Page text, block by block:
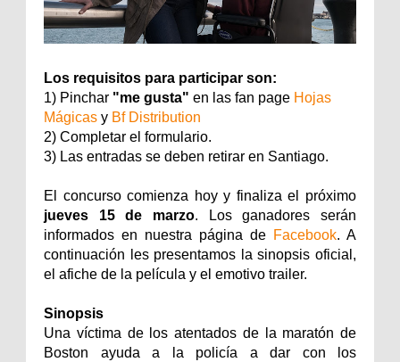
Los requisitos para participar son:
1) Pinchar "me gusta" en las fan page Hojas
Mágicas y Bf Distribution
2) Completar el formulario.
3) Las entradas se deben retirar en Santiago.
El concurso comienza hoy y finaliza el próximo
jueves 15 de marzo. Los ganadores serán
informados en nuestra página de Facebook. A
continuación les presentamos la sinopsis oficial,
el afiche de la película y el emotivo trailer.
Sinopsis
Una víctima de los atentados de la maratón de
Boston ayuda a la policía a dar con los